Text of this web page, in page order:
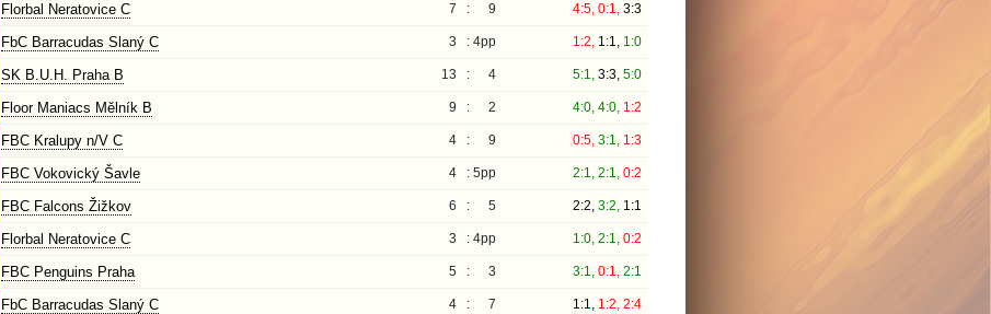
Florbal Neratovice C 7 : 9 4:5, 0:1, 3:3
FbC Barracudas Slaný C 3 : 4pp 1:2, 1:1, 1:0
SK B.U.H. Praha B 13 : 4 5:1, 3:3, 5:0
Floor Maniacs Mělník B 9 : 2 4:0, 4:0, 1:2
FBC Kralupy n/V C 4 : 9 0:5, 3:1, 1:3
FBC Vokovický Šavle 4 : 5pp 2:1, 2:1, 0:2
FBC Falcons Žižkov 6 : 5 2:2, 3:2, 1:1
Florbal Neratovice C 3 : 4pp 1:0, 2:1, 0:2
FBC Penguins Praha 5 : 3 3:1, 0:1, 2:1
FbC Barracudas Slaný C 4 : 7 1:1, 1:2, 2:4